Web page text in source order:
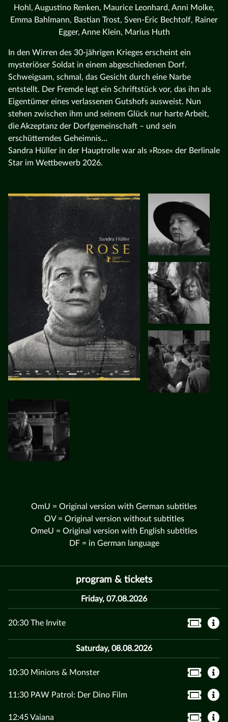
Hohl, Augustino Renken, Maurice Leonhard, Anni Molke,
Emma Bahlmann, Bastian Trost, Sven-Eric Bechtolf, Rainer
Egger, Anne Klein, Marius Huth
In den Wirren des 30-jährigen Krieges erscheint ein
mysteriöser Soldat in einem abgeschiedenen Dorf.
Schweigsam, schmal, das Gesicht durch eine Narbe
entstellt. Der Fremde legt ein Schriftstück vor, das ihn als
Eigentümer eines verlassenen Gutshofs ausweist. Nun
stehen zwischen ihm und seinem Glück nur harte Arbeit,
die Akzeptanz der Dorfgemeinschaft – und sein
erschütterndes Geheimnis…
Sandra Hüller in der Hauptrolle war als »Rose« der Berlinale
Star im Wettbewerb 2026.
OmU = Original version with German subtitles
OV = Original version without subtitles
OmeU = Original version with English subtitles
DF = in German language
program & tickets
Friday, 07.08.2026
20:30 The Invite
Saturday, 08.08.2026
10:30 Minions & Monster
11:30 PAW Patrol: Der Dino Film
12:45 Vaiana